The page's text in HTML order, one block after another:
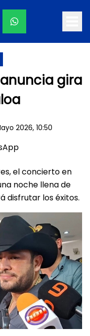
gira
2026, 10:50
el concierto en
noche llena de
disfrutar los éxitos.